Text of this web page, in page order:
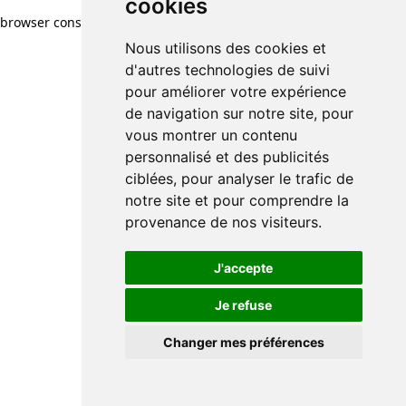
cookies
Nous utilisons des cookies et
d'autres technologies de suivi
pour améliorer votre expérience
de navigation sur notre site, pour
vous montrer un contenu
personnalisé et des publicités
ciblées, pour analyser le trafic de
notre site et pour comprendre la
provenance de nos visiteurs.
J'accepte
Je refuse
Changer mes préférences
browser console for more information)